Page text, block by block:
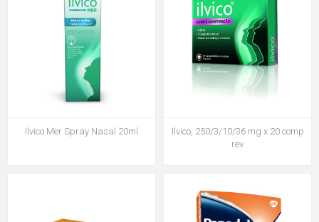
Ilvico Mer Spray Nasal 20ml
Ilvico, 250/3/10/36 mg x 20 comp
rev